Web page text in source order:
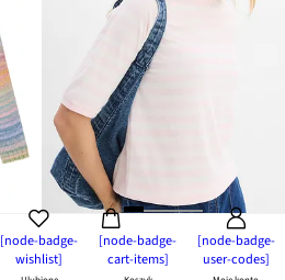
[node-badge-
wishlist]
[node-badge-
cart-items]
[node-badge-
user-codes]